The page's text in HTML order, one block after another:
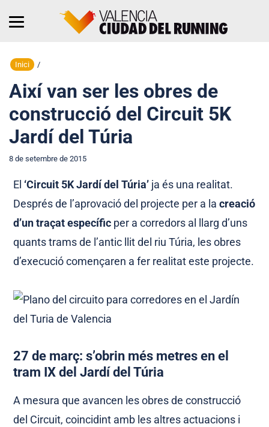
Inici /
Així van ser les obres de
construcció del Circuit 5K
Jardí del Túria
8 de setembre de 2015
El ‘Circuit 5K Jardí del Túria’ ja és una realitat.
Després de l’aprovació del projecte per a lacreació
d’un traçat específic per a corredors al llarg d’uns
quants trams de l’antic llit del riu Túria, les obres
d’execució començaren a fer realitat este projecte.
27 de març: s’obrin més metres en el
tram IX del Jardí del Túria
A mesura que avancen les obres de construcció
del Circuit, coincidint amb les altres actuacions i